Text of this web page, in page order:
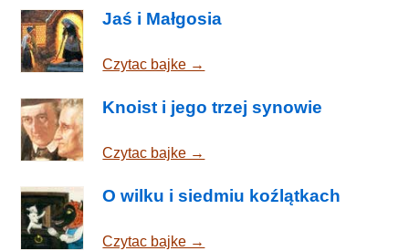
Jaś i Małgosia
Czytac bajke →
Knoist i jego trzej synowie
Czytac bajke →
O wilku i siedmiu koźlątkach
Czytac bajke →